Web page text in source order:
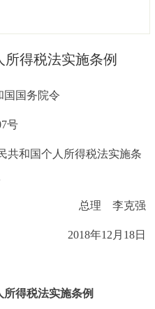
读 回应关切
务
要咨询 我要建议
得税法实施条例
国国务院令
号
和国个人所得税法实施条
总理 李克强
2018年12月18日
得税法实施条例